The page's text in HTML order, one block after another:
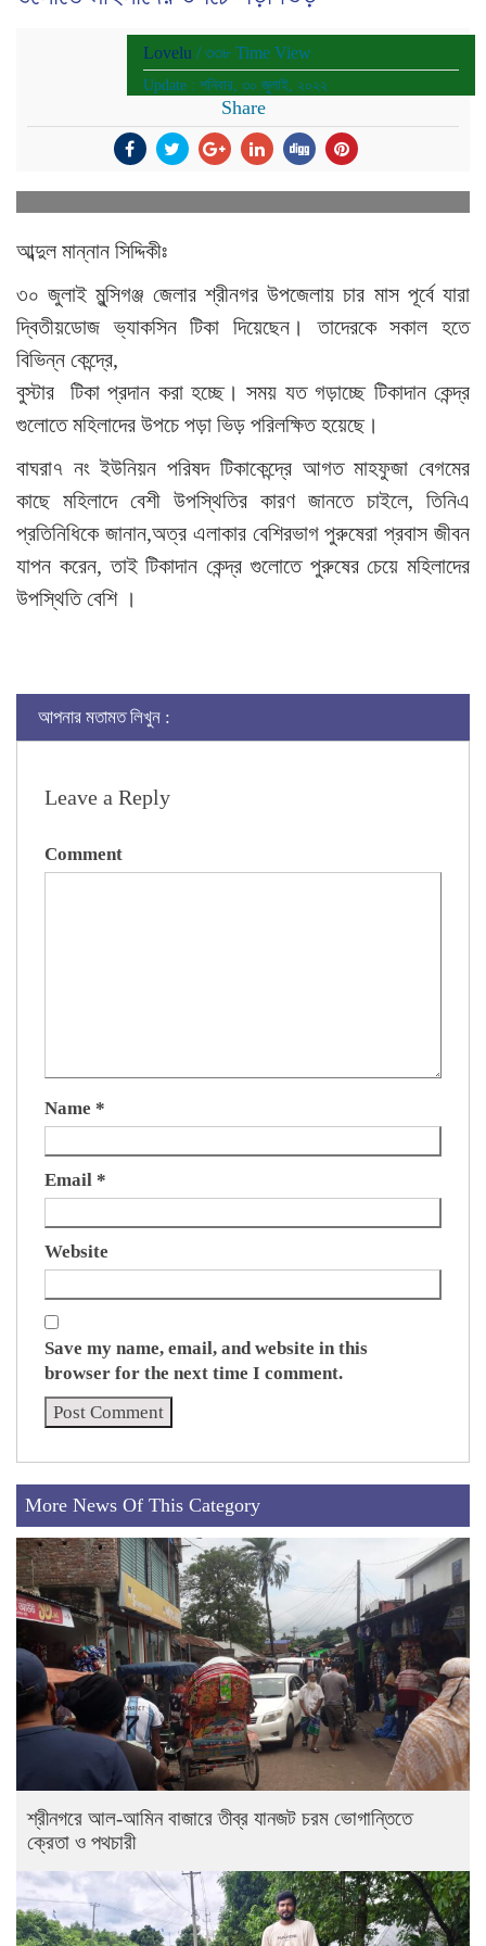
Lovelu / ৩৩৮ Time View
Update : শনিবার, ৩০ জুলাই, ২০২২
Share
আব্দুল মান্নান সিদ্দিকীঃ
৩০ জুলাই মুন্সিগঞ্জ জেলার শ্রীনগর উপজেলায় চার মাস পূর্বে যারা
দ্বিতীয়ডোজ ভ্যাকসিন টিকা দিয়েছেন। তাদেরকে সকাল হতে
বিভিন্ন কেন্দ্রে,
বুস্টার টিকা প্রদান করা হচ্ছে। সময় যত গড়াচ্ছে টিকাদান কেন্দ্র
গুলোতে মহিলাদের উপচে পড়া ভিড় পরিলক্ষিত হয়েছে।
বাঘরা৭ নং ইউনিয়ন পরিষদ টিকাকেন্দ্রে আগত মাহফুজা বেগমের
কাছে মহিলাদে বেশী উপস্থিতির কারণ জানতে চাইলে, তিনিএ
প্রতিনিধিকে জানান,অত্র এলাকার বেশিরভাগ পুরুষেরা প্রবাস জীবন
যাপন করেন, তাই টিকাদান কেন্দ্র গুলোতে পুরুষের চেয়ে মহিলাদের
উপস্থিতি বেশি ।
আপনার মতামত লিখুন :
Leave a Reply
Comment
Name *
Email *
Website
Save my name, email, and website in this
browser for the next time I comment.
More News Of This Category
শ্রীনগরে আল-আমিন বাজারে তীব্র যানজট চরম ভোগান্তিতে
ক্রেতা ও পথচারী